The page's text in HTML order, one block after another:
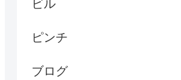
ビル
ピンチ
ブログ